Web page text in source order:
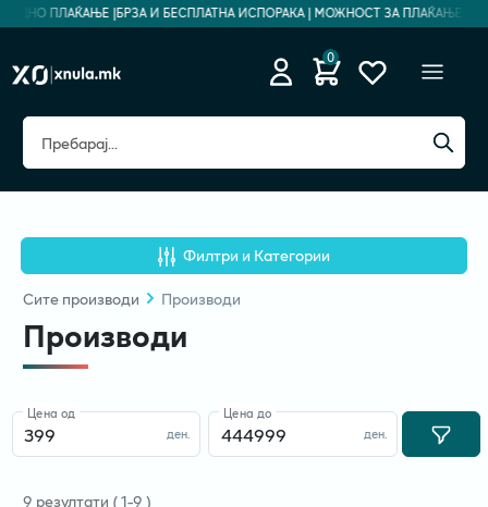
ПЛАЌАЊЕ |БРЗА И БЕСПЛАТНА ИСПОРАКА | МОЖНОСТ ЗА ПЛАЌАЊЕ НА
0
Филтри и Категории
Ситепроизводи Производи
Производи
ден.
Цена од
ден.
Цена до
9 резултати (1-9)